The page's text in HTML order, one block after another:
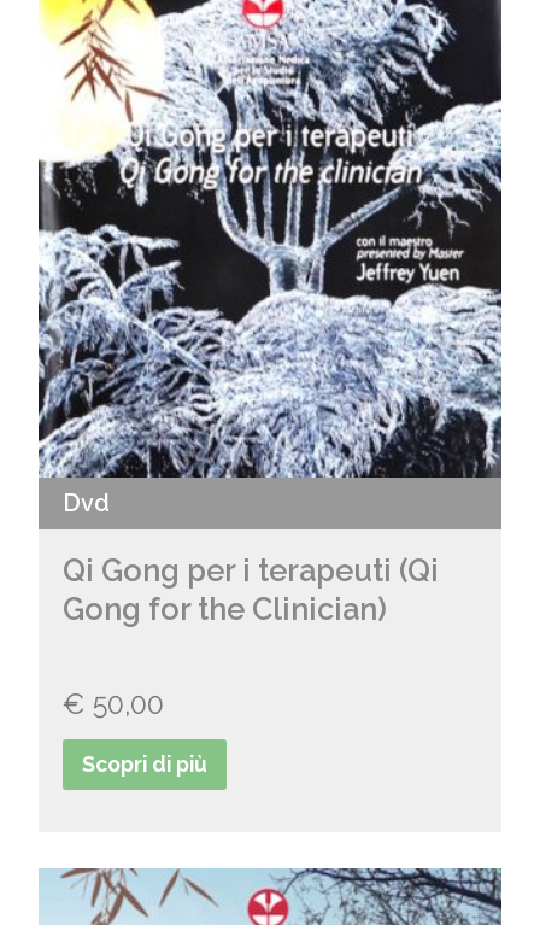
Dvd
Qi Gong per i terapeuti (Qi
Gong for the Clinician)
€ 50,00
Scopri di più